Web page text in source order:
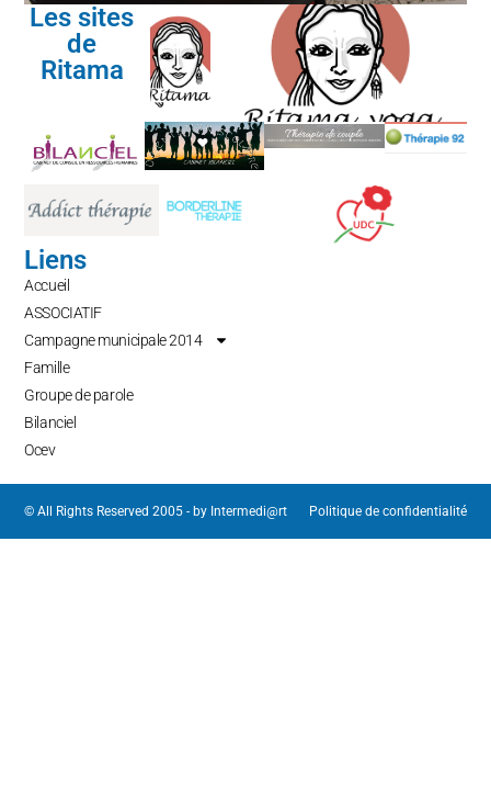
Les sites
de
Ritama
Liens
Accueil
ASSOCIATIF
Campagne municipale 2014
Famille
Groupe de parole
Bilanciel
Ocev
© All Rights Reserved 2005 - by Intermedi@rt Politique de confidentialité